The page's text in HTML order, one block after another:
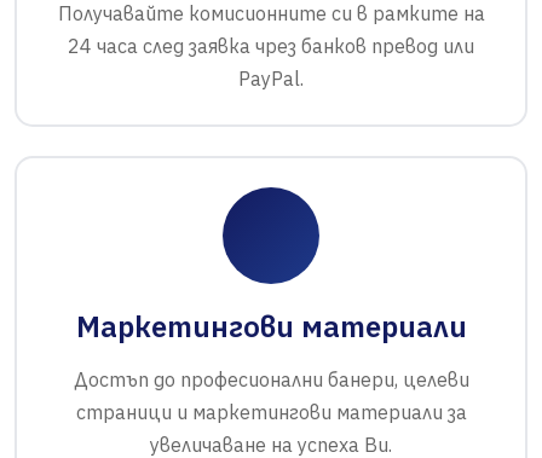
Получавайте комисионните си в рамките на
24 часа след заявка чрез банков превод или
PayPal.
Маркетингови материали
Достъп до професионални банери, целеви
страници и маркетингови материали за
увеличаване на успеха Ви.